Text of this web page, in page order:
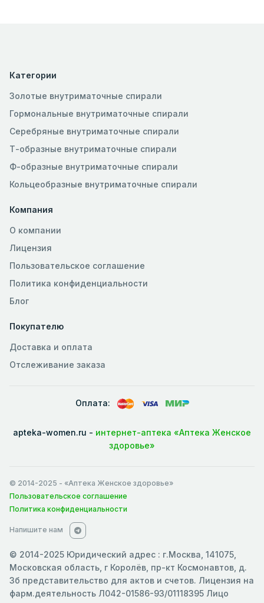
Категории
Золотые внутриматочные спирали
Гормональные внутриматочные спирали
Серебряные внутриматочные спирали
Т-образные внутриматочные спирали
Ф-образные внутриматочные спирали
Кольцеобразные внутриматочные спирали
Компания
О компании
Лицензия
Пользовательское соглашение
Политика конфиденциальности
Блог
Покупателю
Доставка и оплата
Отслеживание заказа
Оплата:
apteka-women.ru - интернет-аптека «Аптека Женское
здоровье»
© 2014-2025 - «Аптека Женское здоровье»
Пользовательское соглашение
Политика конфиденциальности
Напишите нам
© 2014-2025 Юридический адрес : г.Москва, 141075,
Московская область, г Королёв, пр-кт Космонавтов, д.
3б представительство для актов и счетов. Лицензия на
фарм.деятельность Л042-01586-93/01118395 Лицо